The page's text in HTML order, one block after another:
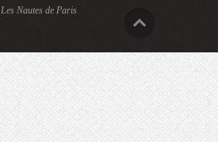
Les Nautes de Paris